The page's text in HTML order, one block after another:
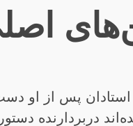
پس از او
دربردارنده